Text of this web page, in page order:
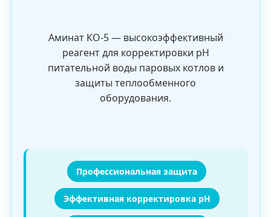
Аминат КО-5 — высокоэффективный
реагент для корректировки pH
питательной воды паровых котлов и
защиты теплообменного
оборудования.
Профессиональная защита
Эффективная корректировка pH